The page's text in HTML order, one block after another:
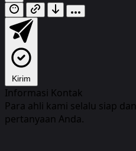
Kirim
Informasi Kontak
Para ahli kami selalu siap
pertanyaan Anda.